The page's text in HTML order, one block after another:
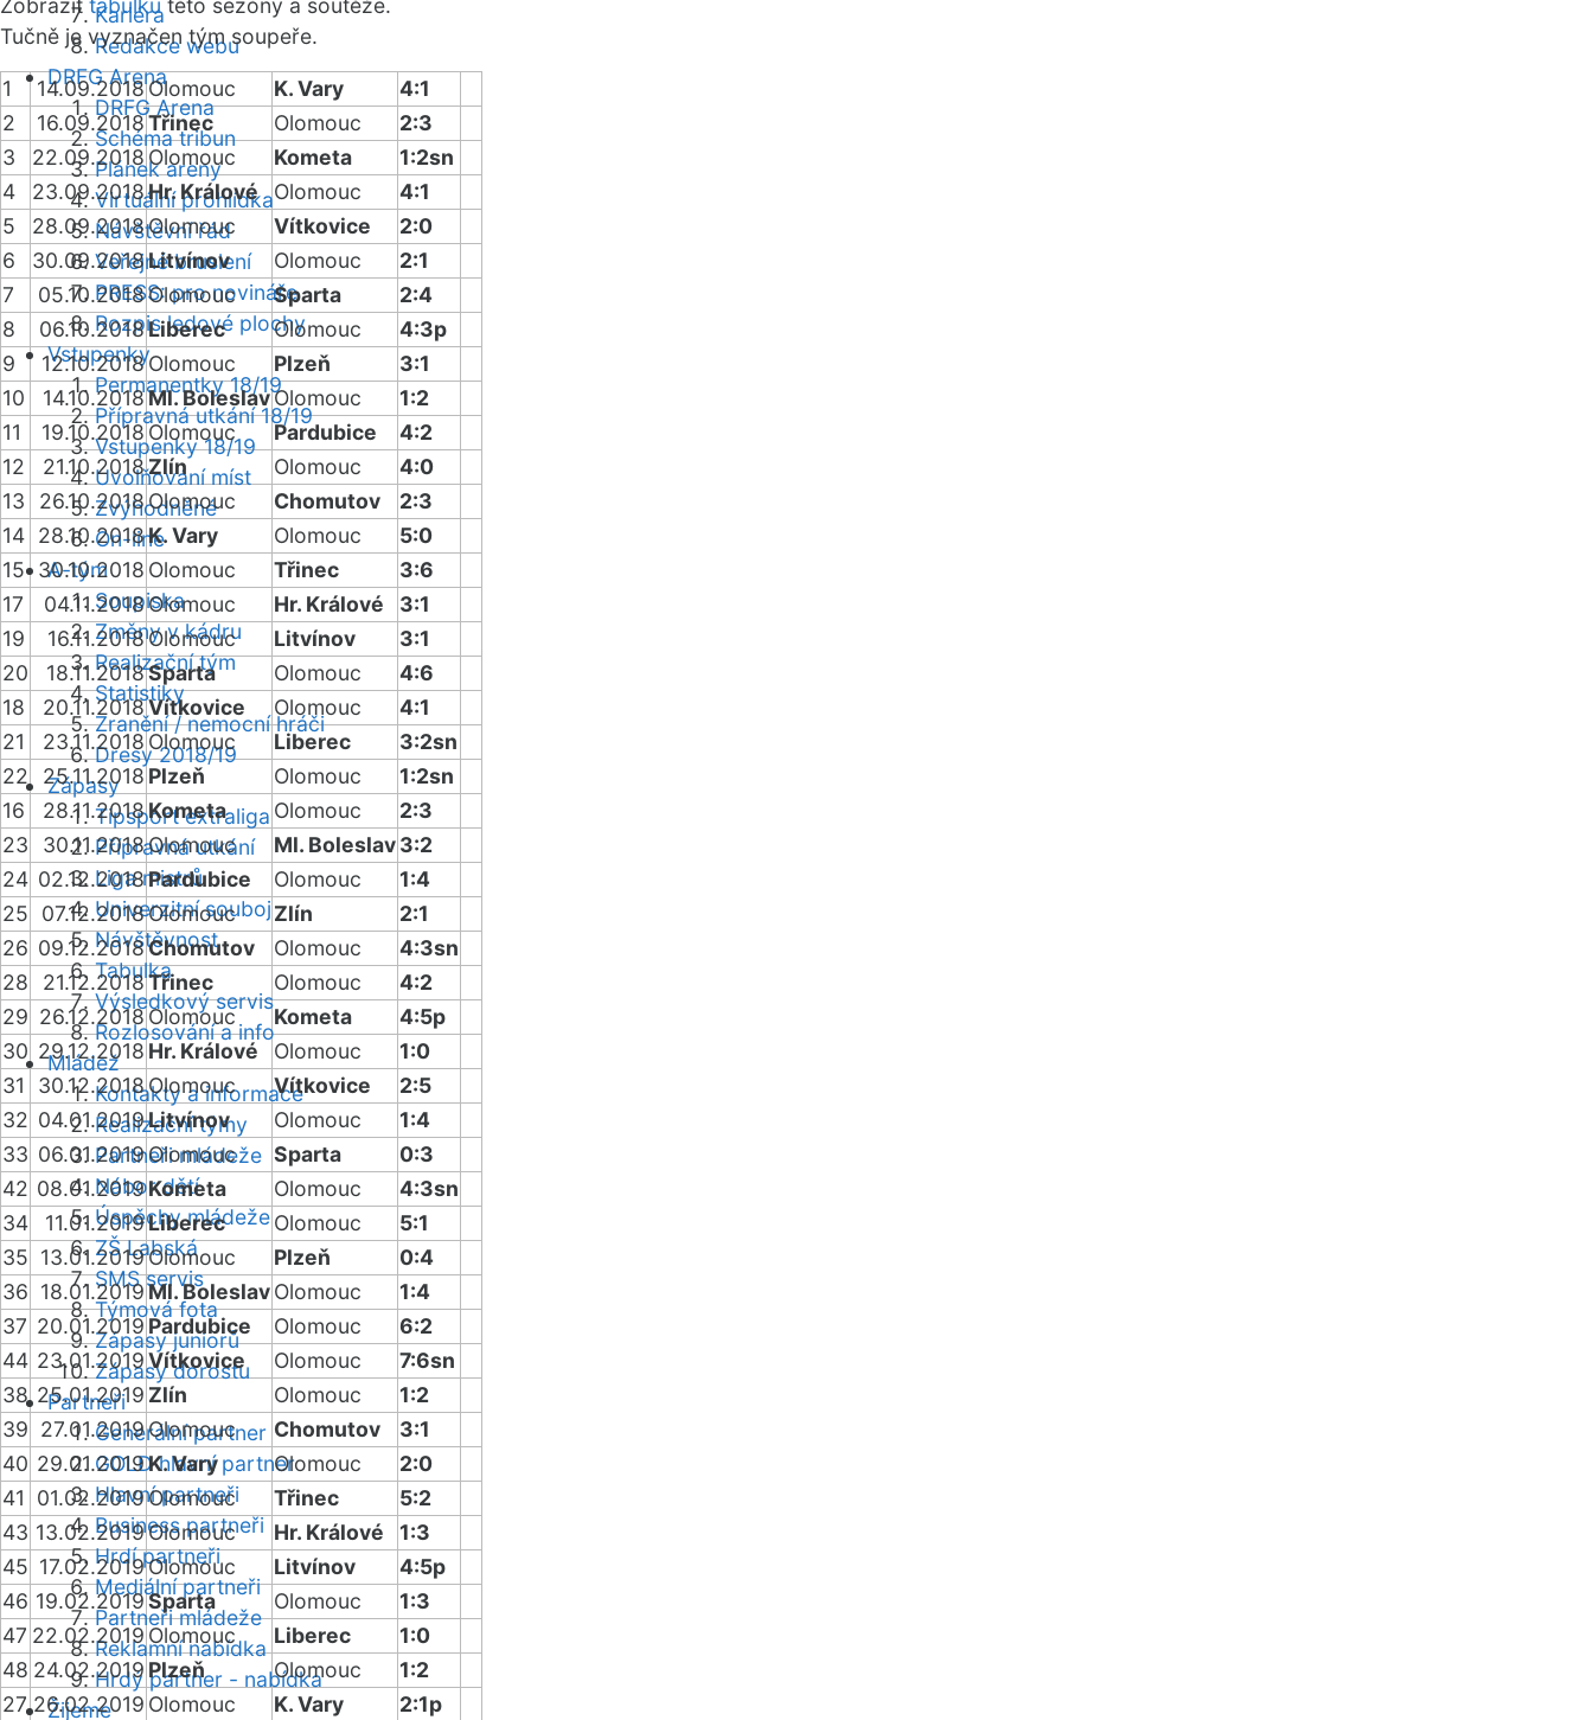
Kariéra
Redakce webu
DRFG Arena
DRFG Arena
Schéma tribun
Plánek areny
Virtuální prohlídka
Návštěvní řád
Veřejné bruslení
PRESS: pro novináře
Rozpis ledové plochy
Vstupenky
Permanentky 18/19
Přípravná utkání 18/19
Vstupenky 18/19
Uvolňování míst
Zvýhodněné
On-line
A-tým
Soupiska
Změny v kádru
Realizační tým
Statistiky
Zranění / nemocní hráči
Dresy 2018/19
Zápasy
Tipsport extraliga
Přípravná utkání
Liga mistrů
Univerzitní souboj
Návštěvnost
Tabulka
Výsledkový servis
Rozlosování a info
Mládež
Kontakty a informace
Realizační týmy
Partneři mládeže
Nábor dětí
Úspěchy mládeže
ZŠ Labská
SMS servis
Týmová fota
Zápasy juniorů
Zápasy dorostu
Partneři
Generální partner
GOLD hlavní partner
Hlavní partneři
Business partneři
Hrdí partneři
Mediální partneři
Partneři mládeže
Reklamní nabídka
Hrdý partner - nabídka
Žijeme
Zobrazit tabulku této sezóny a soutěže.
Tučně je vyznačen tým soupeře.
1 14.09.2018 Olomouc K. Vary
4:1
2
16.09.2018Třinec Olomouc
2:3
3
22.09.2018 Olomouc Kometa
1:2sn
4
23.09.2018Hr. Králové Olomouc
4:1
5
28.09.2018Olomouc Vítkovice
2:0
6
30.09.2018Litvínov Olomouc
2:1
7
05.10.2018Olomouc Sparta
2:4
8
06.10.2018Liberec Olomouc
4:3p
9
12.10.2018Olomouc Plzeň
3:1
10
14.10.2018Ml. BoleslavOlomouc
1:2
11
19.10.2018 Olomouc Pardubice
4:2
12
21.10.2018Zlín Olomouc
4:0
13
26.10.2018Olomouc Chomutov
2:3
14 28.10.2018K. Vary Olomouc
5:0
15
30.10.2018 Olomouc Třinec
3:6
17
04.11.2018Olomouc Hr. Králové
3:1
19
16.11.2018 Olomouc Litvínov
3:1
20
18.11.2018Sparta Olomouc
4:6
18
20.11.2018Vítkovice Olomouc
4:1
21
23.11.2018 Olomouc Liberec
3:2sn
22
25.11.2018 Plzeň Olomouc
1:2sn
16
28.11.2018Kometa Olomouc
2:3
23
30.11.2018Olomouc Ml. Boleslav3:2
24 02.12.2018Pardubice Olomouc
1:4
25
07.12.2018Olomouc Zlín
2:1
26 09.12.2018Chomutov Olomouc
4:3sn
28
21.12.2018Třinec Olomouc
4:2
29 26.12.2018Olomouc Kometa
4:5p
30 29.12.2018 Hr. Králové Olomouc
1:0
31
30.12.2018Olomouc Vítkovice
2:5
32 04.01.2019Litvínov Olomouc
1:4
33 06.01.2019Olomouc Sparta
0:3
42 08.01.2019Kometa Olomouc
4:3sn
34
11.01.2019Liberec Olomouc
5:1
35 13.01.2019Olomouc Plzeň
0:4
36 18.01.2019Ml. BoleslavOlomouc
1:4
37 20.01.2019 Pardubice Olomouc
6:2
44 23.01.2019Vítkovice Olomouc
7:6sn
38 25.01.2019 Zlín Olomouc
1:2
39 27.01.2019Olomouc Chomutov
3:1
40 29.01.2019K. Vary Olomouc
2:0
41
01.02.2019Olomouc Třinec
5:2
43 13.02.2019Olomouc Hr. Králové
1:3
45 17.02.2019Olomouc Litvínov
4:5p
46 19.02.2019Sparta Olomouc
1:3
47 22.02.2019 Olomouc Liberec
1:0
48 24.02.2019 Plzeň Olomouc
1:2
27 26.02.2019 Olomouc K. Vary
2:1p